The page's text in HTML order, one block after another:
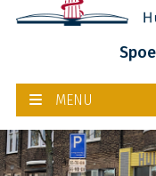
MENU